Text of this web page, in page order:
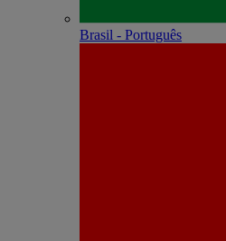
Brasil - Português